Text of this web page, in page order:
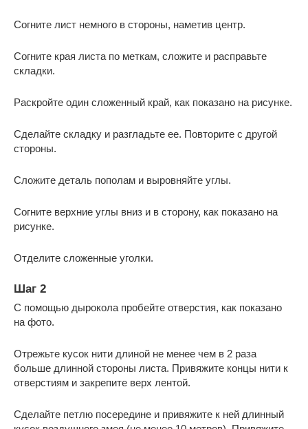
Согните лист немного в стороны, наметив центр.
Согните края листа по меткам, сложите и расправьте
складки.
Раскройте один сложенный край, как показано на рисунке.
Сделайте складку и разгладьте ее. Повторите с другой
стороны.
Сложите деталь пополам и выровняйте углы.
Согните верхние углы вниз и в сторону, как показано на
рисунке.
Отделите сложенные уголки.
Шаг 2
С помощью дырокола пробейте отверстия, как показано
на фото.
Отрежьте кусок нити длиной не менее чем в 2 раза
больше длинной стороны листа. Привяжите концы нити к
отверстиям и закрепите верх лентой.
Сделайте петлю посередине и привяжите к ней длинный